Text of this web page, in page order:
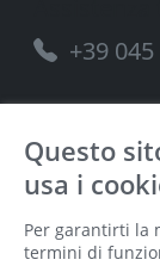
+39
Questo
usa i
Per garantirti la
termini di